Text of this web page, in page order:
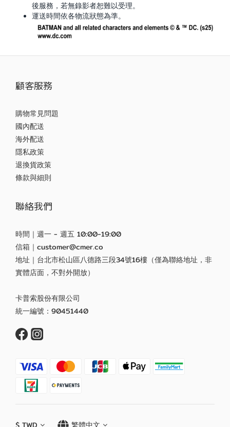
後服務，若無錄影者恕難以受理。
運送時間依各物流狀態為準。
顧客服務
購物常見問題
國內配送
海外配送
隱私政策
退換貨政策
條款與細則
聯絡我們
時間｜週一 - 週五 10:00-19:00
信箱｜customer@cmer.co
地址｜台北市松山區八德路三段34號16樓（僅為聯絡地址，非
實體店面，不對外開放）
卡普索股份有限公司
統一編號：90451440